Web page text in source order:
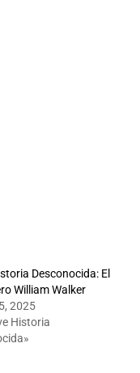
Desconocida: El
William Walker
2025
Historia